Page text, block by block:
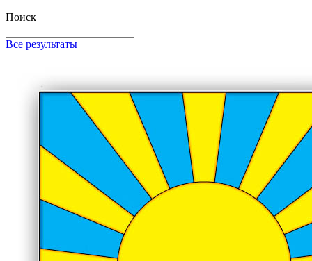
Поиск
Все результаты